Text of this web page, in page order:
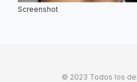
Screenshot
© 2023 Todos los